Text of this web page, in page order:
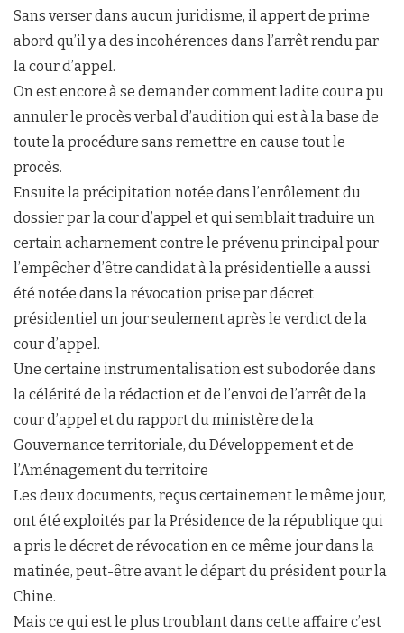
Sans verser dans aucun juridisme, il appert de prime
abord qu’il y a des incohérences dans l’arrêt rendu par
la cour d’appel.
On est encore à se demander comment ladite cour a pu
annuler le procès verbal d’audition qui est à la base de
toute la procédure sans remettre en cause tout le
procès.
Ensuite la précipitation notée dans l’enrôlement du
dossier par la cour d’appel et qui semblait traduire un
certain acharnement contre le prévenu principal pour
l’empêcher d’être candidat à la présidentielle a aussi
été notée dans la révocation prise par décret
présidentiel un jour seulement après le verdict de la
cour d’appel.
Une certaine instrumentalisation est subodorée dans
la célérité de la rédaction et de l’envoi de l’arrêt de la
cour d’appel et du rapport du ministère de la
Gouvernance territoriale, du Développement et de
l’Aménagement du territoire
Les deux documents, reçus certainement le même jour,
ont été exploités par la Présidence de la république qui
a pris le décret de révocation en ce même jour dans la
matinée, peut-être avant le départ du président pour la
Chine.
Mais ce qui est le plus troublant dans cette affaire c’est